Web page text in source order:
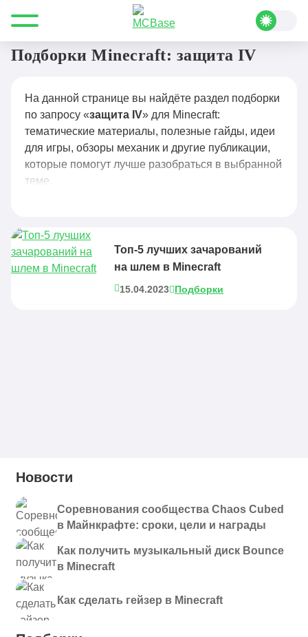
Все для Minecraft защита IV
Подборки Minecraft: защита IV
На данной странице вы найдёте раздел подборки
по запросу «защита IV» для Minecraft:
тематические материалы, полезные гайды, идеи
для игры, обзоры механик и другие публикации,
которые помогут лучше разобраться в выбранной
теме.
Топ-5 лучших зачарований
на шлем в Minecraft
15.04.2023 Подборки
Новости
Соревнования сообщества Chaos Cubed
в Майнкрафте: сроки, цели и награды
Как получить музыкальный диск Bounce
в Minecraft
Как сделать гейзер в Minecraft